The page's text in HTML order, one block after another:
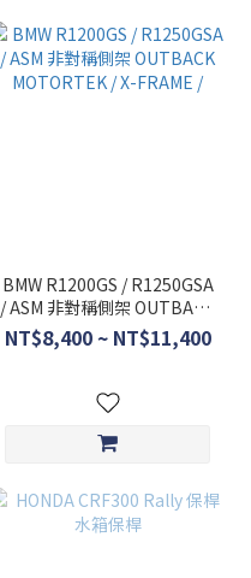
BMW R1200GS / R1250GSA
/ ASM 非對稱側架 OUTBACK
MOTORTEK / X-FRAME /
NT$8,400 ~ NT$11,400